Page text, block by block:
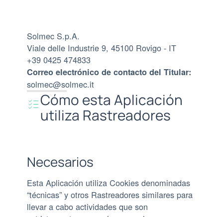
Solmec S.p.A.
Viale delle Industrie 9, 45100 Rovigo - IT
+39 0425 474833
Correo electrónico de contacto del Titular:
solmec@solmec.it
Cómo esta Aplicación
utiliza Rastreadores
Necesarios
Esta Aplicación utiliza Cookies denominadas
“técnicas” y otros Rastreadores similares para
llevar a cabo actividades que son